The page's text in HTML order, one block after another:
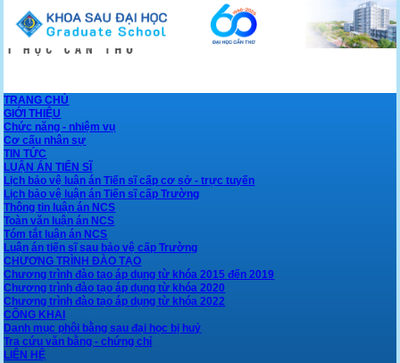
TRANG CHỦ
GIỚI THIỆU
Chức năng - nhiệm vụ
Cơ cấu nhân sự
TIN TỨC
LUẬN ÁN TIẾN SĨ
Lịch bảo vệ luận án Tiến sĩ cấp cơ sở - trực tuyến
Lịch bảo vệ luận án Tiến sĩ cấp Trường
Thông tin luận án NCS
Toàn văn luận án NCS
Tóm tắt luận án NCS
Luận án tiến sĩ sau bảo vệ cấp Trường
CHƯƠNG TRÌNH ĐÀO TẠO
Chương trình đào tạo áp dụng từ khóa 2015 đến 2019
Chương trình đào tạo áp dụng từ khóa 2020
Chương trình đào tạo áp dụng từ khóa 2022
CÔNG KHAI
Danh mục phôi bằng sau đại học bị huỷ
Tra cứu văn bằng - chứng chỉ
LIÊN HỆ